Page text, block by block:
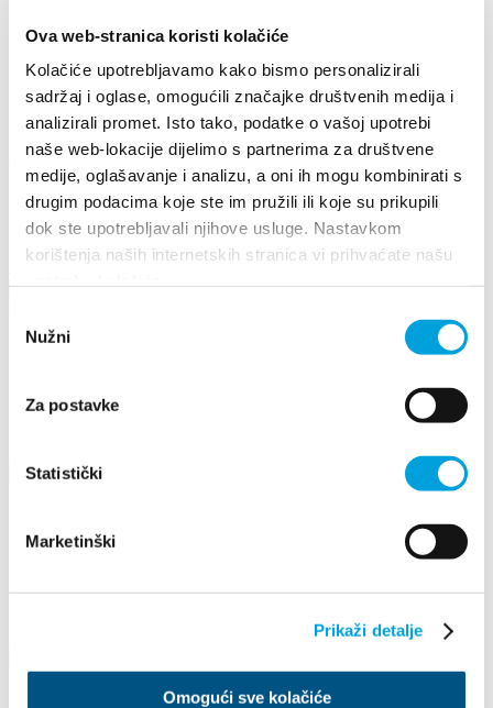
Ova web-stranica koristi kolačiće
Kolačiće upotrebljavamo kako bismo personalizirali
sadržaj i oglase, omogućili značajke društvenih medija i
analizirali promet. Isto tako, podatke o vašoj upotrebi
naše web-lokacije dijelimo s partnerima za društvene
medije, oglašavanje i analizu, a oni ih mogu kombinirati s
drugim podacima koje ste im pružili ili koje su prikupili
dok ste upotrebljavali njihove usluge. Nastavkom
korištenja naših internetskih stranica vi prihvaćate našu
pristanka
Nužni
Za postavke
Statistički
Marketinški
Prikaži detalje
Omogući sve kolačiće
U sjevernom vrtu se nalazi "mali park" izgrađen u francuskom stilu,
strogo simetričnih linija sa niskom živicom od šimšira i bogatom
kolekcijom oleandara. Na tom je prostoru izgrađena kamena
pozornica za kulturno umjetnička događanja.
Sastavni dio vrta čini maslinik koji sa svojih 170 stabala i 45 sorti
domaćih i stranih maslina predstavlja najveći kolekcionarski nasad
hrvatskog priobalja.
Događanja
13. godinu zaredom Grad Kaštela i TZ Kaštela raznolikim
programom žele brendirati Kaštela kao grad ljubavi...
Arije pod zvijezdama
28. kolovoza 2026.